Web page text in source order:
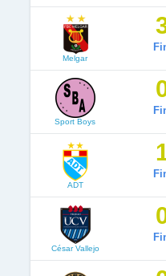
Melgar
Sport Boys
ADT
César Vallejo